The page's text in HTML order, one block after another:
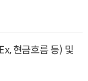
현금흐름 등) 및